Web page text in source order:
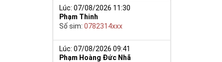
Lúc: 07/08/2026 11:30
Phạm Thinh
Số sim:0782314xxx
Lúc: 07/08/2026 09:41
Phạm Hoàng Đức Nhã